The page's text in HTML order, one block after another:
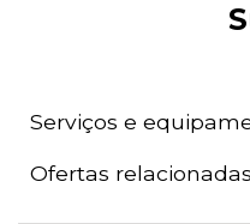
Serviços e
Ofertas relacionadas